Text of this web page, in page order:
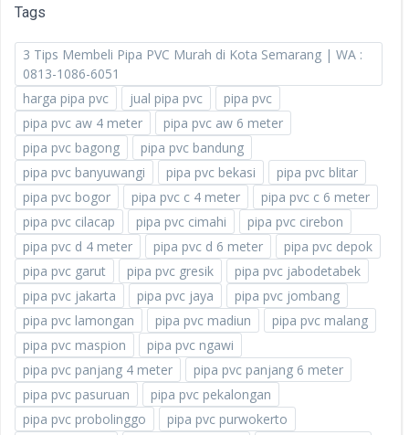
Tags
3 Tips Membeli Pipa PVC Murah di Kota Semarang | WA :
0813-1086-6051
harga pipa pvc
jual pipa pvc
pipa pvc
pipa pvc aw 4 meter
pipa pvc aw 6 meter
pipa pvc bagong
pipa pvc bandung
pipa pvc banyuwangi
pipa pvc bekasi
pipa pvc blitar
pipa pvc bogor
pipa pvc c 4 meter
pipa pvc c 6 meter
pipa pvc cilacap
pipa pvc cimahi
pipa pvc cirebon
pipa pvc d 4 meter
pipa pvc d 6 meter
pipa pvc depok
pipa pvc garut
pipa pvc gresik
pipa pvc jabodetabek
pipa pvc jakarta
pipa pvc jaya
pipa pvc jombang
pipa pvc lamongan
pipa pvc madiun
pipa pvc malang
pipa pvc maspion
pipa pvc ngawi
pipa pvc panjang 4 meter
pipa pvc panjang 6 meter
pipa pvc pasuruan
pipa pvc pekalongan
pipa pvc probolinggo
pipa pvc purwokerto